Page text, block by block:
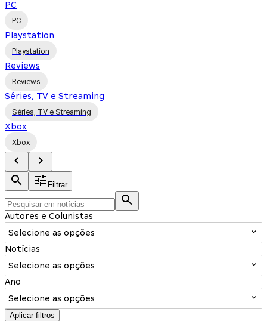
PC
PC
Playstation
Playstation
Reviews
Reviews
Séries, TV e Streaming
Séries, TV e Streaming
Xbox
Xbox
Filtrar
Autores e Colunistas
Selecione as opções
Notícias
Selecione as opções
Ano
Selecione as opções
Aplicar filtros